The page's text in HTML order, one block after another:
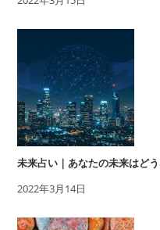
未来占い｜あなたの未来はど
2022年3月14日